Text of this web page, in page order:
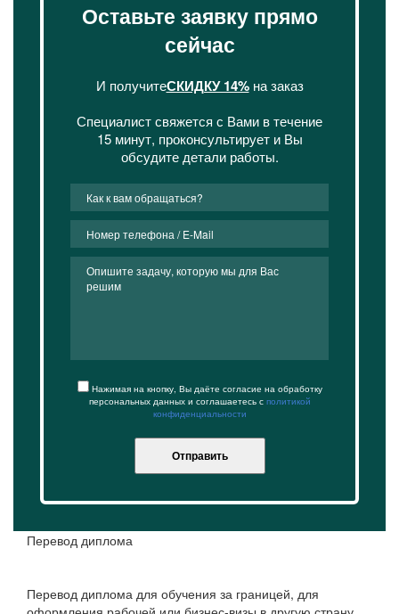
Оставьте заявку прямо
сейчас
И получитеСКИДКУ 14%на заказ
Специалист свяжется с Вами в течение
15 минут, проконсультирует и Вы
обсудите детали работы.
Нажимая на кнопку, Вы даёте согласие на обработку
персональных данных и соглашаетесь с политикой
конфиденциальности
Отправить
Перевод диплома
Перевод диплома для обучения за границей, для